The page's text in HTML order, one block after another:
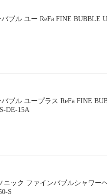
ブル ユー ReFa FINE
ブル ユープラス ReFa FINE
DE-15A
ニック ファインバブルシャワ
S